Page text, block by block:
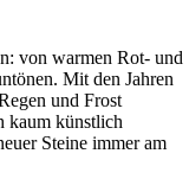
von warmen Rot- und
Mit den Jahren
und Frost
kaum künstlich
Steine immer am